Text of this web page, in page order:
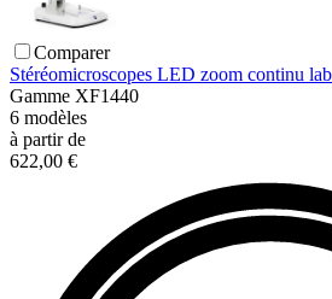
Comparer
Stéréomicroscopes LED zoom continu
Gamme XF1440
6 modèles
à partir de
622,00 €